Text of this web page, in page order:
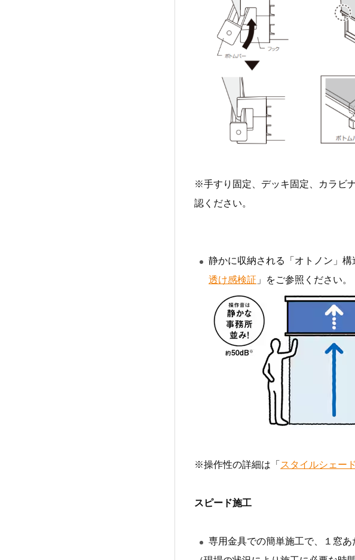
※手すり固定、デッキ固定、カラビ
認ください。
静かに収納される「オトノン」
透け感検証 」をご参照ください。
※操作性の詳細は「 スタイルシェー
スピード施工
専用金具での簡単施工で、１窓あ